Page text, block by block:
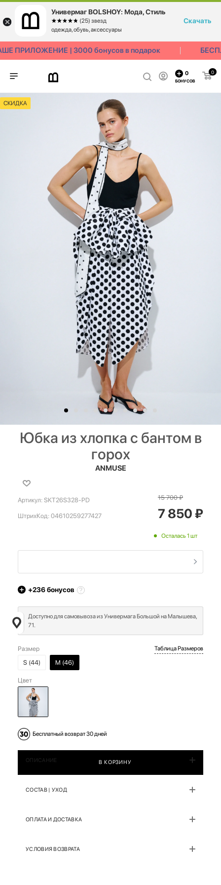
ПРИЛОЖЕНИЕ | 3000 бонусов в подарок
0
0
БОНУСОВ
СКИДКА
Юбка из хлопка с бантом в
горох
ANMUSE
Артикул: SKT26S328-PD
ШтрихКод: 04610259277427
15 700₽
7 850₽
Осталась 1 шт
+236бонусов
Доступно для самовывоза из Универмага Большой на Малышева,
71.
Размер
S (44)
M (46)
Таблица Размеров
Цвет
Бесплатный возврат 30 дней
В КОРЗИНУ
ОПИСАНИЕ
СОСТАВ | УХОД
ОПЛАТА И ДОСТАВКА
УСЛОВИЯ ВОЗВРАТА
Универмаг BOLSHOY: Мода, Стиль
☆☆☆☆☆
★★★★★ (25) звезд
одежда, обувь, аксессуары
Скачать